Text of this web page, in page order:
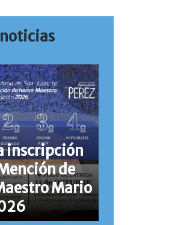
inscripción
de
Mario